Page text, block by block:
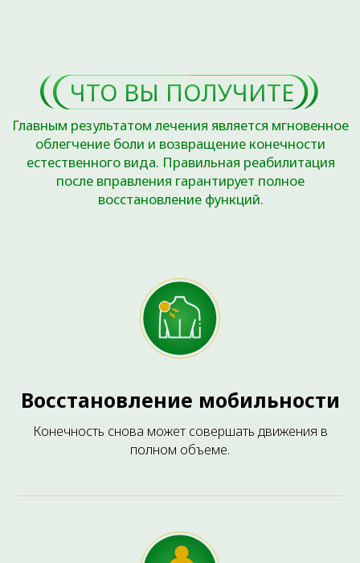
Восстановление мобильности
Конечность снова может совершать движения в
полном объеме.